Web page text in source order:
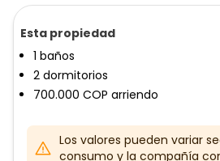
Esta propiedad
1 baños
2 dormitorios
700.000 COP arriendo
Los valores pueden variar
consumo y la compañía